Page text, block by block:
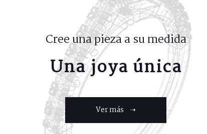
Cree una pieza a su medida
Una joya única
Ver más ➝